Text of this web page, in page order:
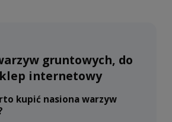
gruntowych, do
internetowy
kupić nasiona warzyw